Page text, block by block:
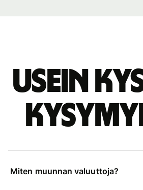
Usein
Miten muunnan valuuttoja?